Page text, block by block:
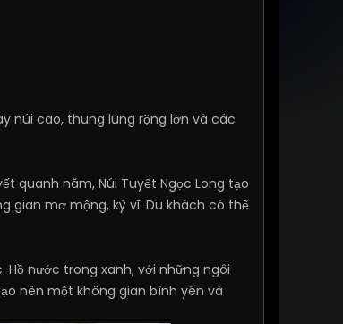
núi cao, thung lũng rộng lớn và các
quanh năm, Núi Tuyết Ngọc Long tạo
gian mơ mộng, kỳ vĩ. Du khách có thể
Hồ nước trong xanh, với những ngôi
nên một không gian bình yên và